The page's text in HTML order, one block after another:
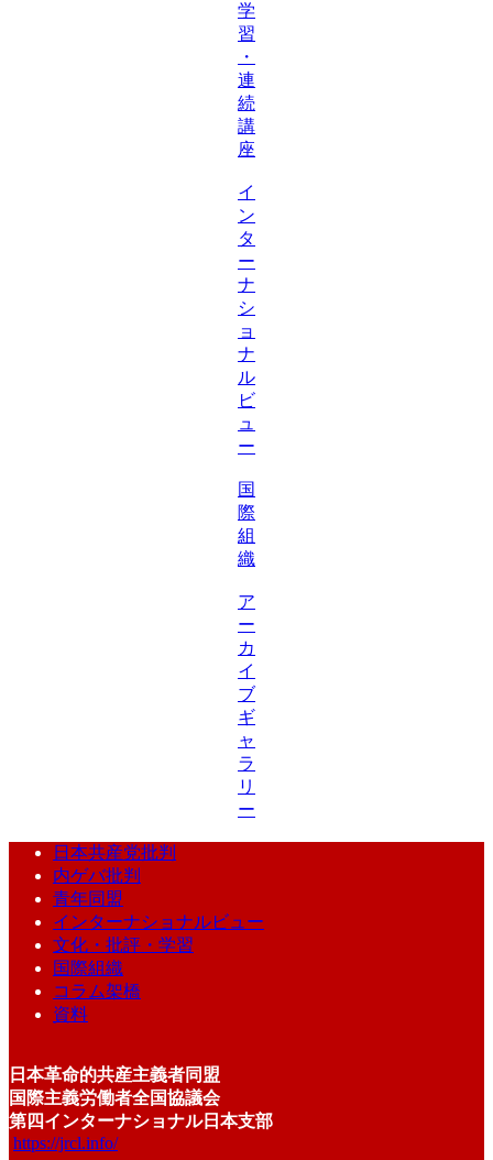
学
習
・
連
続
講
座
イ
ン
タ
ー
ナ
シ
ョ
ナ
ル
ビ
ュ
ー
国
際
組
織
ア
ー
カ
イ
ブ
ギ
ャ
ラ
リ
ー
日本共産党批判
内ゲバ批判
青年同盟
インターナショナルビュー
文化・批評・学習
国際組織
コラム架橋
資料
日本革命的共産主義者同盟
国際主義労働者全国協議会
第四インターナショナル日本支部
https://jrcl.info/